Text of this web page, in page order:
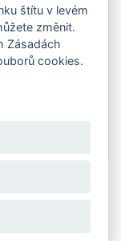
úklidu
jsou chodby,
i na
štítu v levém
změnit.
Zásadách
cookies.